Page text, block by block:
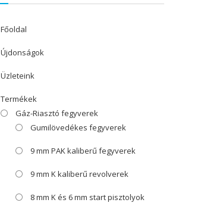
Főoldal
Újdonságok
Üzleteink
Termékek
Gáz-Riasztó fegyverek
Gumilövedékes fegyverek
9 mm PAK kaliberű fegyverek
9 mm K kaliberű revolverek
8 mm K és 6 mm start pisztolyok